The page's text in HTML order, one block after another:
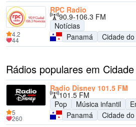
RPC Radio
90.9-106.3 FM
Notícias
Panamá
Cidade
4.2
44
Rádios populares em
Radio Disney 101.5 FM
101.5 FM
Pop
Música infantil
Panamá
Cidade
5
260